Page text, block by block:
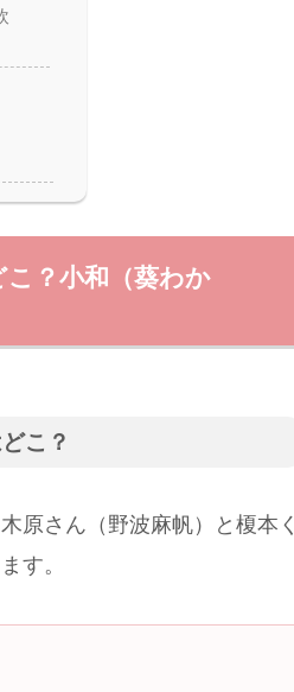
？小和（葵わか
こ？
原さん（野波麻帆）と榎本く
す。